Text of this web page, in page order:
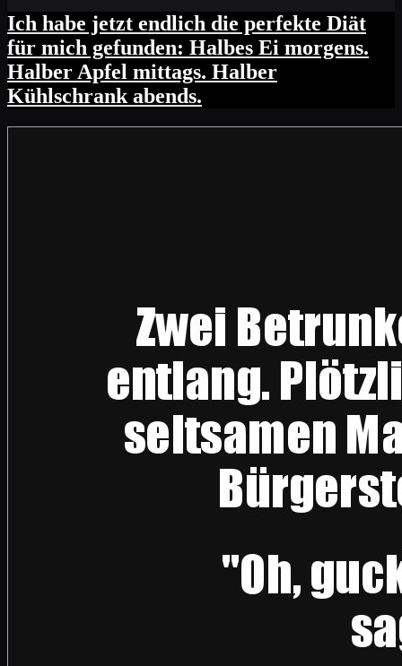
Ich habe jetzt endlich die perfekte Diät
für mich gefunden: Halbes Ei morgens.
Halber Apfel mittags. Halber
Kühlschrank abends.